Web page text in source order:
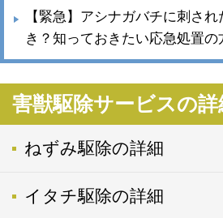
【緊急】アシナガバチに刺さ
き？知っておきたい応急処置の
害獣駆除サービスの詳
ねずみ駆除の詳細
イタチ駆除の詳細